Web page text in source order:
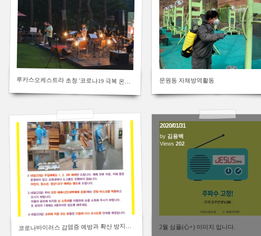
루카스오케스트라 초청 '코로나19 극복 온라인 힐링 음악회' 문원동 자체방역활동
코
로나바이러스 감염증 예방과 확산 방지를 위해 예배 조정안내 2월 심플(心+) 이미지 입니다.
2020/01/31
by 김용백
Views202
2019/12/05
by김용백
Views 366